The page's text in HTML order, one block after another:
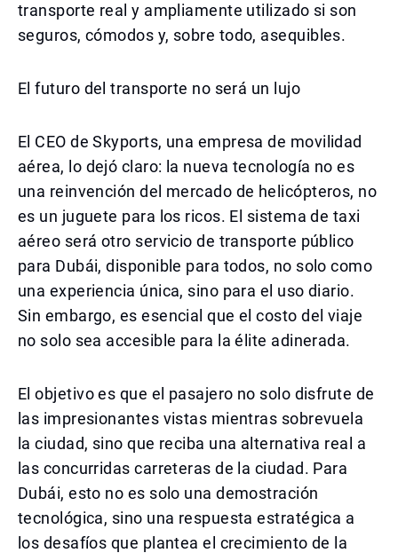
transporte real y ampliamente utilizado si son
seguros, cómodos y, sobre todo, asequibles.
El futuro del transporte no será un lujo
El CEO de Skyports, una empresa de movilidad
aérea, lo dejó claro: la nueva tecnología no es
una reinvención del mercado de helicópteros, no
es un juguete para los ricos. El sistema de taxi
aéreo será otro servicio de transporte público
para Dubái, disponible para todos, no solo como
una experiencia única, sino para el uso diario.
Sin embargo, es esencial que el costo del viaje
no solo sea accesible para la élite adinerada.
El objetivo es que el pasajero no solo disfrute de
las impresionantes vistas mientras sobrevuela
la ciudad, sino que reciba una alternativa real a
las concurridas carreteras de la ciudad. Para
Dubái, esto no es solo una demostración
tecnológica, sino una respuesta estratégica a
los desafíos que plantea el crecimiento de la